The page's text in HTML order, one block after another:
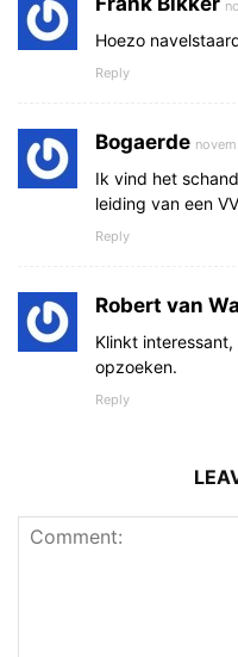
Hoezo
Reply
Bogaerde
Ik vind het
leiding van een
Reply
Robert van
Klinkt
opzoeken.
Reply